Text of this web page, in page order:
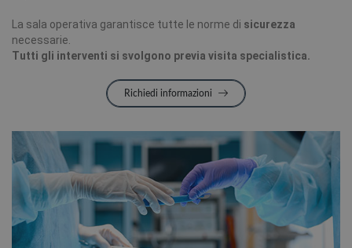
La sala operativa garantisce tutte le norme di sicurezza
necessarie.
Tutti gli interventi si svolgono previa visita specialistica.
Richiedi informazioni